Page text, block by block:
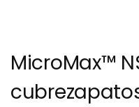
MicroMax™